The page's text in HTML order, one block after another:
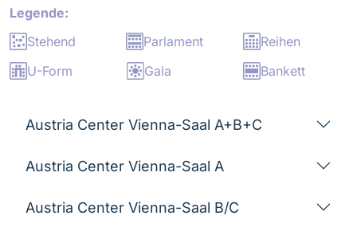
Stehend Parlament
Reihen
U-Form
Gala Bankett
Austria Center Vienna-Saal A+B+C
Austria Center Vienna-Saal A
Austria Center Vienna-Saal B/C